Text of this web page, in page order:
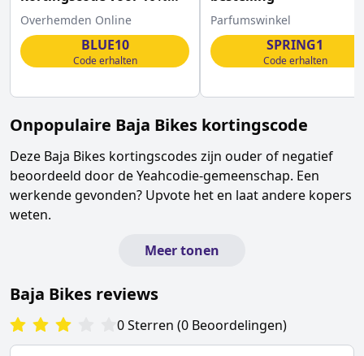
korting op ALLES
Overhemden Online
BLUE10
Code erhalten
Parfumswinkel
SPRING1
Code erhalten
Onpopulaire Baja Bikes kortingscode
Deze Baja Bikes kortingscodes zijn ouder of negatief
beoordeeld door de Yeahcodie-gemeenschap. Een
werkende gevonden? Upvote het en laat andere kopers
weten.
Meer tonen
Baja Bikes reviews
0Sterren (0 Beoordelingen)